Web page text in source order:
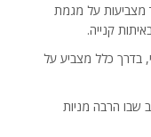
מצביעות על מגמת
קנייה.
בדרך כלל מצביע על
שבו הרבה מניות